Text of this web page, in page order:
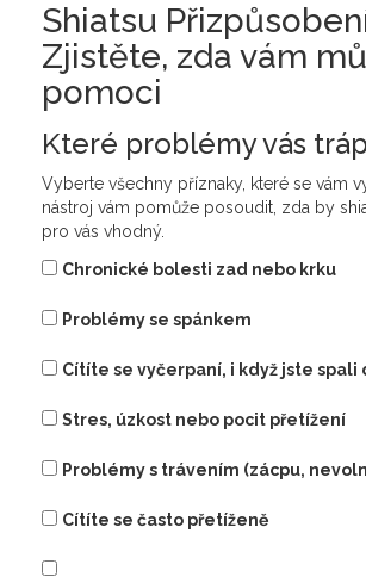
Shiatsu
Zjistěte, zda vám
pomoci
Které problémy vás
Vyberte všechny příznaky, které se vám
nástroj vám pomůže posoudit, zda by
pro vás vhodný.
Chronické bolesti zad nebo krku
Problémy se spánkem
Cítíte se vyčerpaní, i když jste spali
Stres, úzkost nebo pocit přetížení
Problémy s trávením (zácpu,
Cítíte se často přetíženě